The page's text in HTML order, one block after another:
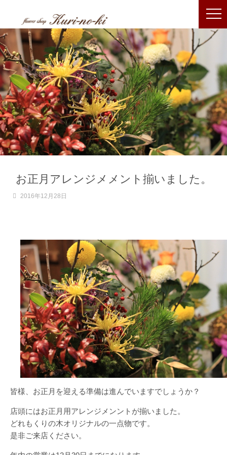
お正月アレンジメメント揃いました。
2016年12月28日
皆様、お正月を迎える準備は進んでいますでしょうか？
店頭にはお正月用アレンジメンントが揃いました。
どれもくりの木オリジナルの一点物です。
是非ご来店ください。